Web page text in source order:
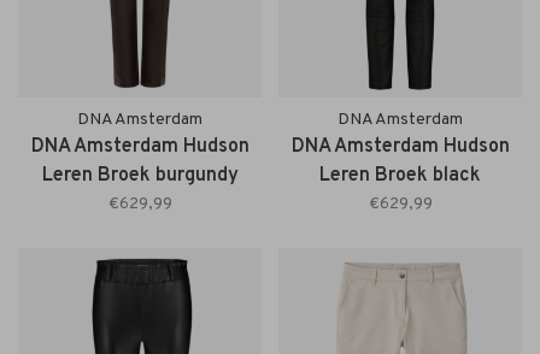
DNA Amsterdam
DNA Amsterdam Hudson
Leren Broek burgundy
€629,99
DNA Amsterdam
DNA Amsterdam Hudson
Leren Broek black
€629,99